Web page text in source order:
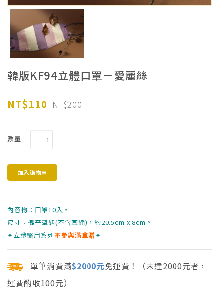
韓版KF94立體口罩－愛麗絲
數量
NT$200
NT$110
內容物：口罩10入。
尺寸：攤平型態(不含耳繩)，約20.5cm x 8cm。
✦立體醫用系列不參與滿盒贈✦
單筆消費滿$2000元免運費！（未達2000元者，
運費酌收100元）